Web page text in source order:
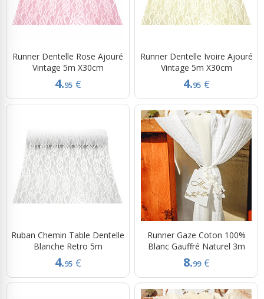
Runner Dentelle Rose Ajouré
Vintage 5m X30cm
4.95 €
Runner Dentelle Ivoire Ajouré
Vintage 5m X30cm
4.95 €
Ruban Chemin Table Dentelle
Blanche Retro 5m
4.95 €
Runner Gaze Coton 100%
Blanc Gauffré Naturel 3m
8.99 €